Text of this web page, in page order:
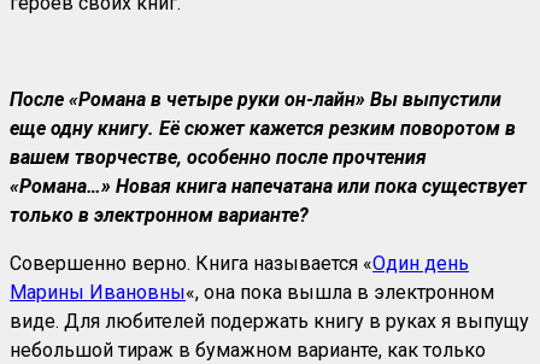
После «Романа в четыре руки он-лайн» Вы выпустили
еще одну книгу. Её сюжет кажется резким поворотом в
вашем творчестве, особенно после прочтения
«Романа…» Новая книга напечатана или пока существует
только в электронном варианте?
Совершенно верно. Книга называется «Один день
Марины Ивановны«, она пока вышла в электронном
виде. Для любителей подержать книгу в руках я выпущу
небольшой тираж в бумажном варианте, как только